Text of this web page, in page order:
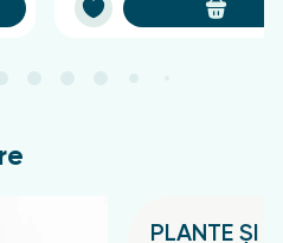
PLANTE ȘI